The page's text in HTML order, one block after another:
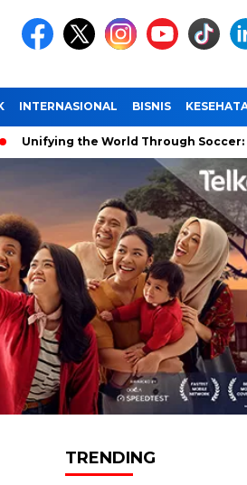
INTERNASIONAL BISNIS
World Through Soccer: The Global
TRENDING